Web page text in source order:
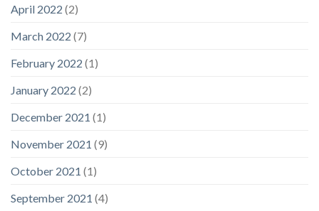
April 2022 (2)
March 2022 (7)
February 2022 (1)
January 2022 (2)
December 2021 (1)
November 2021 (9)
October 2021 (1)
September 2021 (4)